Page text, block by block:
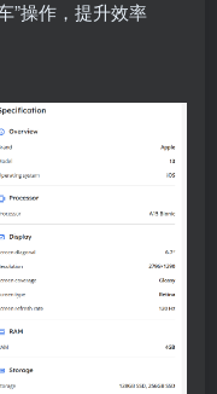
”操作，提升效率